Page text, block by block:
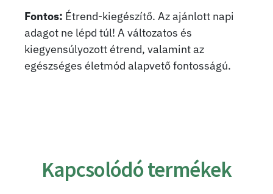
Fontos: Étrend-kiegészítő. Az ajánlott napi
adagot ne lépd túl! A változatos és
kiegyensúlyozott étrend, valamint az
egészséges életmód alapvető fontosságú.
Kapcsolódó termékek